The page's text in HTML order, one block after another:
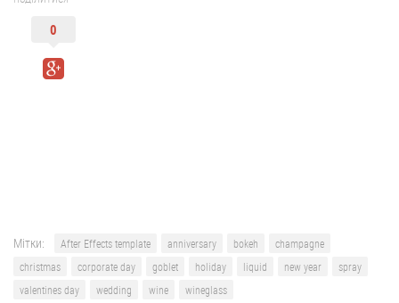
0
Мітки: After Effects template anniversary bokeh
champagne
christmas
corporate day goblet holiday liquid new year
spray
valentines day
wedding wine wineglass